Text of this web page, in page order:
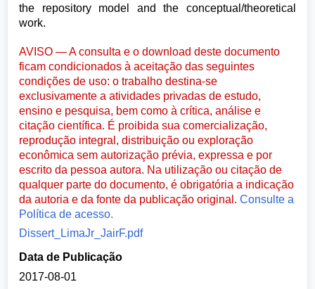
the repository model and the conceptual/theoretical
work.
AVISO — A consulta e o download deste documento
ficam condicionados à aceitação das seguintes
condições de uso: o trabalho destina-se
exclusivamente a atividades privadas de estudo,
ensino e pesquisa, bem como à crítica, análise e
citação científica. É proibida sua comercialização,
reprodução integral, distribuição ou exploração
econômica sem autorização prévia, expressa e por
escrito da pessoa autora. Na utilização ou citação de
qualquer parte do documento, é obrigatória a indicação
da autoria e da fonte da publicação original.Consulte a
Política de acesso.
Dissert_LimaJr_JairF.pdf
Data de Publicação
2017-08-01